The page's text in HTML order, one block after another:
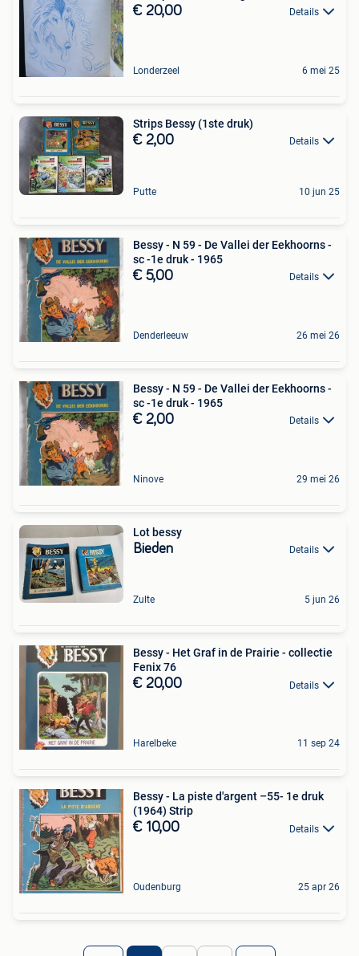
€ 20,00 Details
Londerzeel 6 mei 25
Strips Bessy (1ste druk)
€ 2,00 Details
Putte 10 jun 25
Bessy - N 59 - De Vallei der Eekhoorns -
sc -1e druk - 1965
€ 5,00 Details
Denderleeuw 26 mei 26
Bessy - N 59 - De Vallei der Eekhoorns -
sc -1e druk - 1965
€ 2,00 Details
Ninove 29 mei 26
Lot bessy
Bieden Details
Zulte 5 jun 26
Bessy - Het Graf in de Prairie - collectie
Fenix 76
€ 20,00 Details
Harelbeke 11 sep 24
Bessy - La piste d'argent –55- 1e druk
(1964) Strip
€ 10,00 Details
Oudenburg 25 apr 26